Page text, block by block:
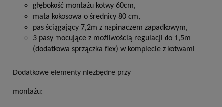
głębokość montażu kotwy 60cm,
mata kokosowa o średnicy 80 cm,
pas ściągający 7,2m z napinaczem zapadkowym,
3 pasy mocujące z możliwością regulacji do 1,5m
(dodatkowa sprzączka flex) w komplecie z kotwami
Dodatkowe elementy niezbędne przy
montażu: